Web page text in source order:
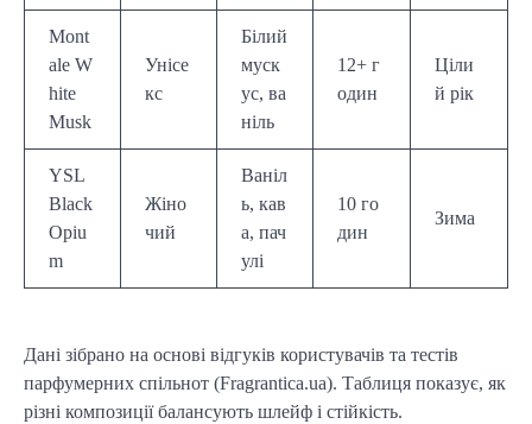
Mont
ale W
hite
Musk
Унісе
кс
Білий
муск
ус, ва
ніль
12+ г
один
Ціли
й рік
YSL
Black
Opiu
m
Жіно
чий
Ваніл
ь, кав
а, пач
улі
10 го
дин
Зима
Дані зібрано на основі відгуків користувачів та тестів
парфумерних спільнот (Fragrantica.ua). Таблиця показує, як
різні композиції балансують шлейф і стійкість.